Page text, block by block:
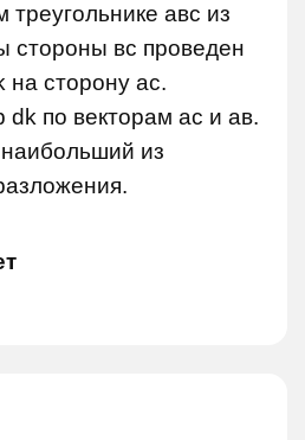
авс из
стороны вс проведен
на сторону ас.
dk по векторам ас и ав.
наибольший из